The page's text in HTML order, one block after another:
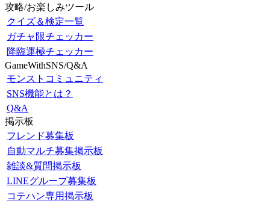
攻略/お楽しみツール
クイズ＆検定一覧
ガチャ限チェッカー
降臨運極チェッカー
GameWithSNS/Q&A
モンストコミュニティ
SNS機能とは？
Q&A
掲示板
フレンド募集板
自動マルチ募集掲示板
雑談&質問掲示板
LINEグループ募集板
コテハン専用掲示板